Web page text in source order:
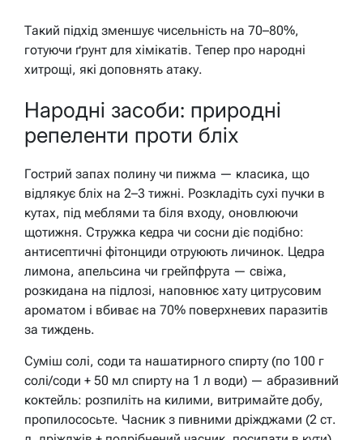
Такий підхід зменшує чисельність на 70–80%,
готуючи ґрунт для хімікатів. Тепер про народні
хитрощі, які доповнять атаку.
Народні засоби: природні
репеленти проти бліх
Гострий запах полину чи пижма — класика, що
відлякує бліх на 2–3 тижні. Розкладіть сухі пучки в
кутах, під меблями та біля входу, оновлюючи
щотижня. Стружка кедра чи сосни діє подібно:
антисептичні фітонциди отруюють личинок. Цедра
лимона, апельсина чи грейпфрута — свіжа,
розкидана на підлозі, наповнює хату цитрусовим
ароматом і вбиває на 70% поверхневих паразитів
за тиждень.
Суміш солі, соди та нашатирного спирту (по 100 г
солі/соди + 50 мл спирту на 1 л води) — абразивний
коктейль: розпиліть на килими, витримайте добу,
пропилососьте. Часник з пивними дріжджами (2 ст.